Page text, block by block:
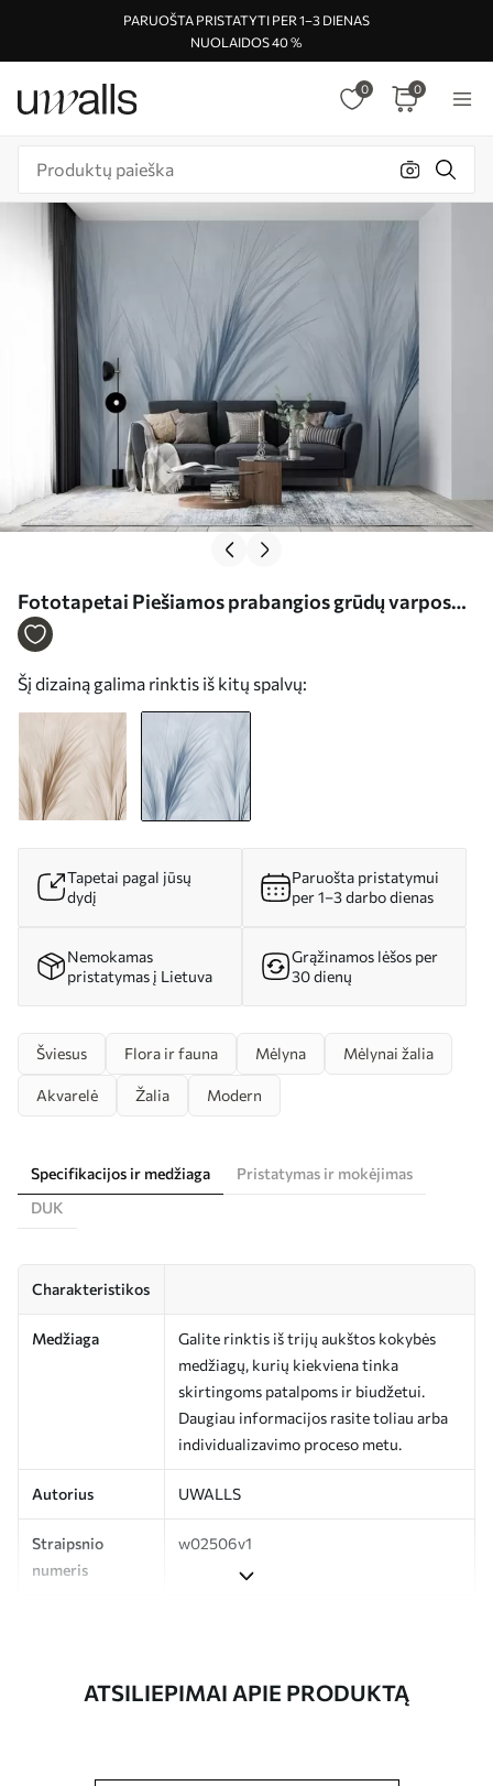
PARUOŠTA PRISTATYTI PER 1–3 DIENAS
NUOLAIDOS 40 %
0 0
Fototapetai Piešiamos prabangios grūdų varpos
Nr. w02506v1
Šį dizainą galima rinktis iš kitų spalvų:
Tapetai pagal jūsų
dydį
Paruošta pristatymui
per 1–3 darbo dienas
Nemokamas
pristatymas į Lietuva
Grąžinamos lėšos per
30 dienų
Šviesus Flora ir fauna Mėlyna Mėlynai žalia
Akvarelė Žalia Modern
Specifikacijos ir medžiaga
Pristatymas ir mokėjimas
DUK
Charakteristikos
Medžiaga
Galite rinktis iš trijų aukštos kokybės
medžiagų, kurių kiekviena tinka
skirtingoms patalpoms ir biudžetui.
Daugiau informacijos rasite toliau arba
individualizavimo proceso metu.
Autorius UWALLS
Straipsnio
numeris
w02506v1
ATSILIEPIMAI APIE PRODUKTĄ